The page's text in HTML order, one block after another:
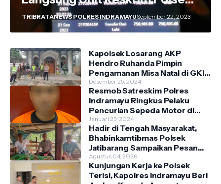
Anjatan di Teras Rumah
TRIBRATANEWS POLRES INDRAMAYUSeptember 22, 2023
Kapolsek Losarang AKP
Hendro Ruhanda Pimpin
Pengamanan Misa Natal di GKI
Krimun
Desember 25, 2024
Resmob Satreskim Polres
Indramayu Ringkus Pelaku
Pencurian Sepeda Motor di
Dusun Tenong, Kecamatan
Indramayu.
Januari 23, 2024
Hadir di Tengah Masyarakat,
Bhabinkamtibmas Polsek
Jatibarang Sampaikan Pesan
Kamtibmas
Agustus 04, 2026
Kunjungan Kerja ke Polsek
Terisi, Kapolres Indramayu Beri